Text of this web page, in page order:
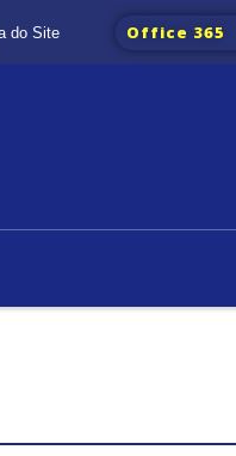
do Site Office 365